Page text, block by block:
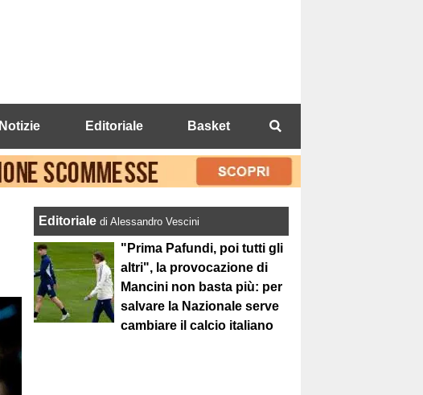
Notizie Editoriale Basket
Editorialedi Alessandro Vescini
"Prima Pafundi, poi tutti gli
altri", la provocazione di
Mancini non basta più: per
salvare la Nazionale serve
cambiare il calcio italiano